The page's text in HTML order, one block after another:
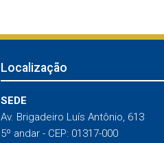
Localização
SEDE
Av. Brigadeiro Luís Antônio, 613
5º andar - CEP: 01317-000